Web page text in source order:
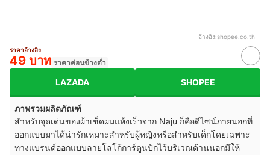
อ้างอิง:shopee.co.th
ราคาอ้างอิง
49 บาท ราคาค่อนข้างต่ำ
LAZADA SHOPEE
ภาพรวมผลิตภัณฑ์
สำหรับจุดเด่นของผ้าเช็ดผมแห้งเร็วจาก Naju ก็คือดีไซน์ภายนอกที่
ออกแบบมาได้น่ารักเหมาะสำหรับผู้หญิงหรือสำหรับเด็กโดยเฉพาะ
ทางแบรนด์ออกแบบลายโลโก้การ์ตูนปักไว้บริเวณด้านนอกมีให้